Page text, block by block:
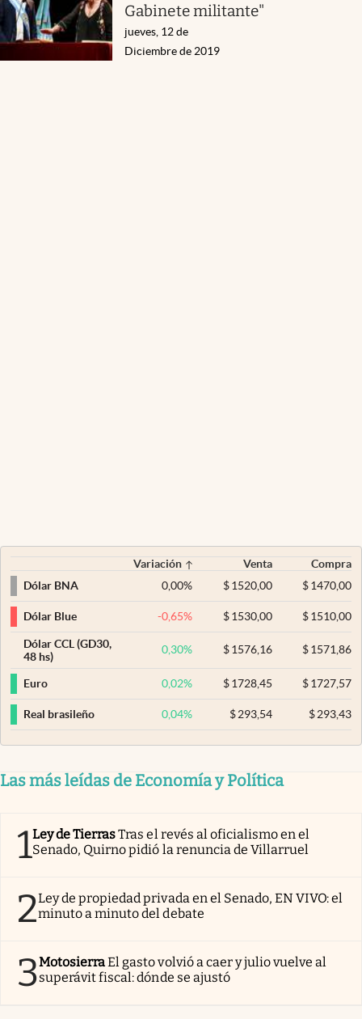
Gabinete militante"
jueves, 12 de
Diciembre de 2019
Variación Venta
Compra
Dólar BNA
0,00% $ 1520,00 $1470,00
Dólar Blue -0,65% $ 1530,00 $1510,00
Dólar CCL (GD30,
48 hs)
0,30% $ 1576,16 $1571,86
Euro 0,02% $ 1728,45 $1727,57
Real brasileño 0,04% $ 293,54 $293,43
Las más leídas de Economía y Política
1Ley de TierrasTras el revés al oficialismo en el
Senado, Quirno pidió la renuncia de Villarruel
2Ley de propiedad privada en el Senado, EN VIVO: el
minuto a minuto del debate
3MotosierraEl gasto volvió a caer y julio vuelve al
superávit fiscal: dónde se ajustó